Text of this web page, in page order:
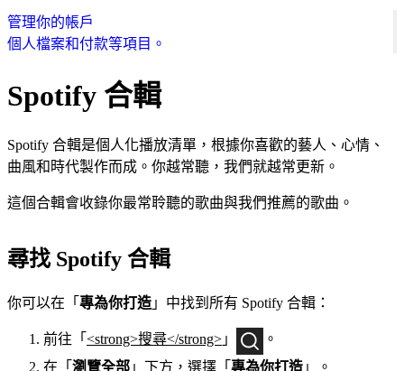
管理你的帳戶
個人檔案和付款等項目。
Spotify 合輯
Spotify 合輯是個人化播放清單，根據你喜歡的藝人、心情、
曲風和時代製作而成。你越常聽，我們就越常更新。
這個合輯會收錄你最常聆聽的歌曲與我們推薦的歌曲。
尋找 Spotify 合輯
你可以在「 專為你打造 」中找到所有 Spotify 合輯：
前往「 <strong>搜尋</strong> 」
。
在「 瀏覽全部 」下方，選擇「 專為你打造 」。